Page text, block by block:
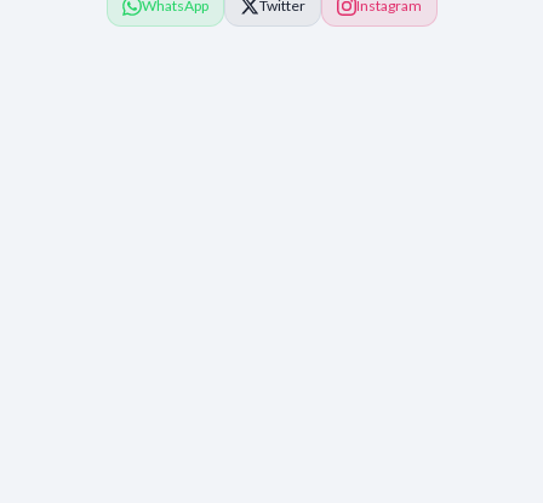
WhatsApp Twitter Instagram